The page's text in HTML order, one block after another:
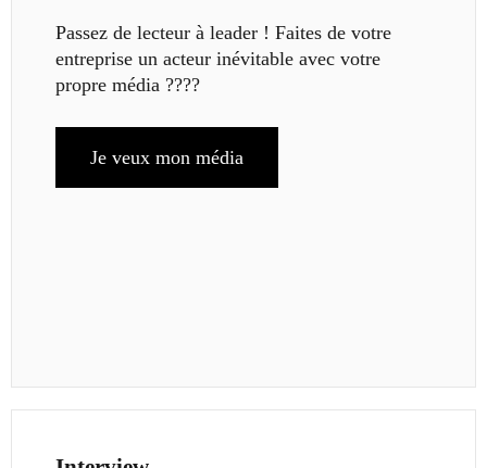
Passez de lecteur à leader ! Faites de votre
entreprise un acteur inévitable avec votre
propre média ????
Je veux mon média